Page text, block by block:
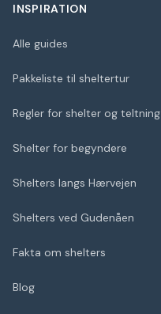
INSPIRATION
Alle guides
Pakkeliste til sheltertur
Regler for shelter og teltning
Shelter for begyndere
Shelters langs Hærvejen
Shelters ved Gudenåen
Fakta om shelters
Blog